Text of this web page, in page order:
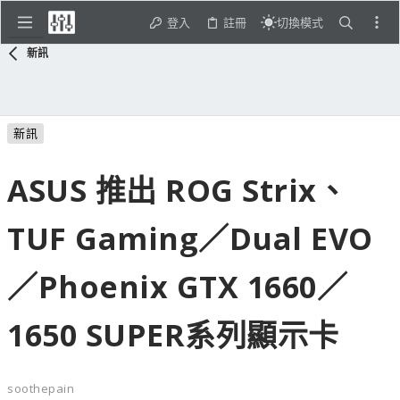
登入 註冊 切換模式
新訊
新訊
ASUS 推出 ROG Strix、
TUF Gaming／Dual EVO
／Phoenix GTX 1660／
1650 SUPER系列顯示卡
soothepain